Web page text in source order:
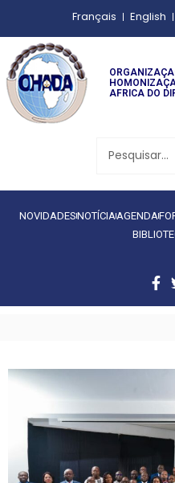
Français English
AFRICA DO
NOVIDADESNOTÍCIAAGENDA